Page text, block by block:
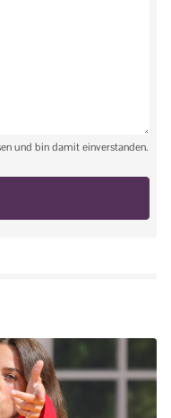
und bin damit einverstanden.